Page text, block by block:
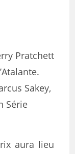
Pratchett
Sakey,
Série
aura lieu